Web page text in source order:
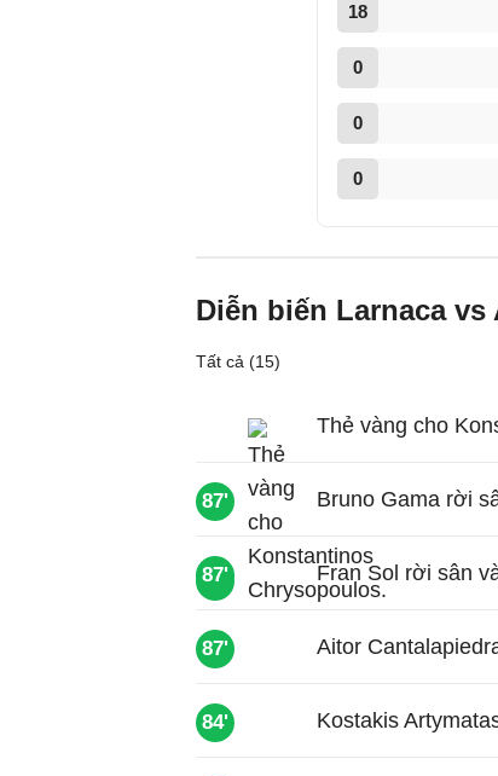
18
0
0
0
Diễn biến Larnaca
Tất cả (15)
89'
Thẻ vàng cho
87' Bruno Gama rời
87' Fran Sol rời sân
87' Aitor
84' Kostakis